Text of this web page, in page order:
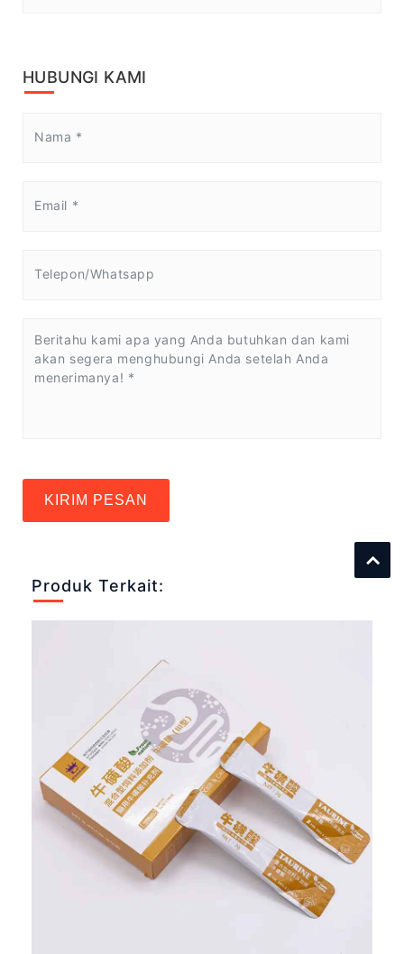
HUBUNGI KAMI
KIRIM PESAN
Produk Terkait: